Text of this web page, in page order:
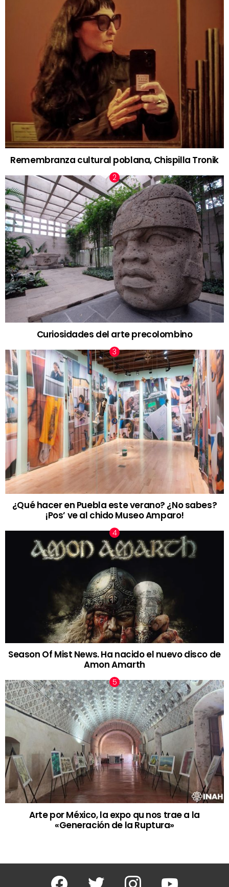
Remembranza cultural poblana, Chispilla Tronik
Curiosidades del arte precolombino
¿Qué hacer en Puebla este verano? ¿No sabes?
¡Pos’ ve al chido Museo Amparo!
Season Of Mist News. Ha nacido el nuevo disco de
Amon Amarth
Arte por México, la expo qu nos trae a la
«Generación de la Ruptura»
Facebook Twitter Instagram Youtube